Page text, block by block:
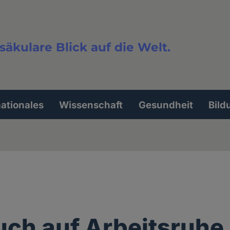
Blick auf die Welt.
Wissenschaft Gesundheit